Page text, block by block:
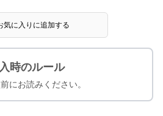
気に入りに追加する
時のルール
にお読みください。